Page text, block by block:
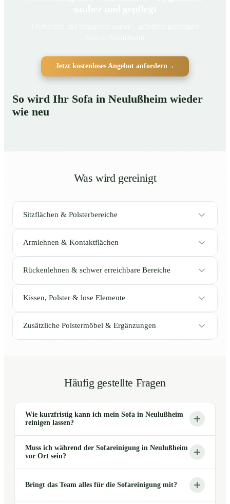
Jetzt kostenloses Angebot anfordern →
So wird Ihr Sofa in Neulußheim wieder
wie neu
Was wird gereinigt
Sitzflächen & Polsterbereiche
Armlehnen & Kontaktflächen
Rückenlehnen & schwer erreichbare Bereiche
Kissen, Polster & lose Elemente
Zusätzliche Polstermöbel & Ergänzungen
Häufig gestellte Fragen
Wie kurzfristig kann ich mein Sofa in Neulußheim
reinigen lassen?
Muss ich während der Sofareinigung in Neulußheim
vor Ort sein?
Bringt das Team alles für die Sofareinigung mit?